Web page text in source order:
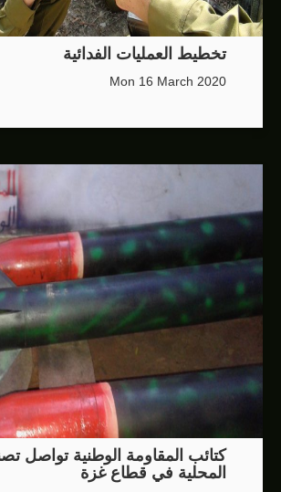
تخطيط العمليات الفدائية
Mon 16 March 2020
كتائب المقاومة الوطنية تواصل
المحلية في قطاع غزة